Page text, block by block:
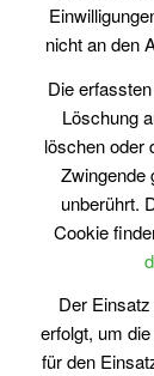
nicht an den
Die
Löschung
löschen oder
Zwingende
unberührt.
Cookie
Der
erfolgt, um
für den